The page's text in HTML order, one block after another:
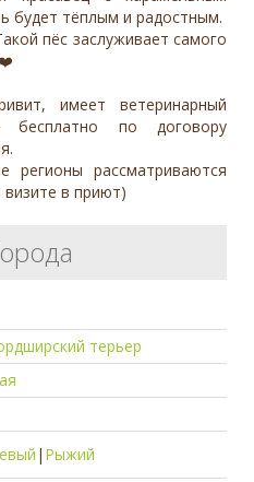
будет тёплым и радостным.
пёс заслуживает самого
имеет ветеринарный
бесплатно по договору
рассматриваются
в приют)
терьер
| Рыжий